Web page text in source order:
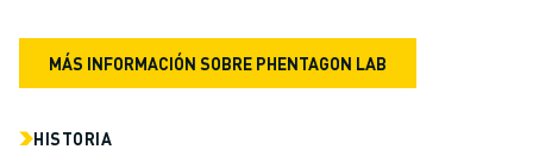
MÁS INFORMACIÓN SOBRE PHENTAGON LAB
HISTORIA